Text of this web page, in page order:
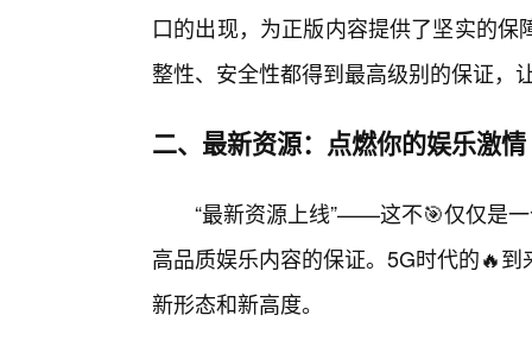
口的出现，为正版内容提供了坚实的
整性、安全性都得到最高级别的保证，
二、最新资源：点燃你的娱乐激情
“最新资源上线”——这不🎯仅仅是
高品质娱乐内容的保证。5G时代的🔥
新形态和新高度。